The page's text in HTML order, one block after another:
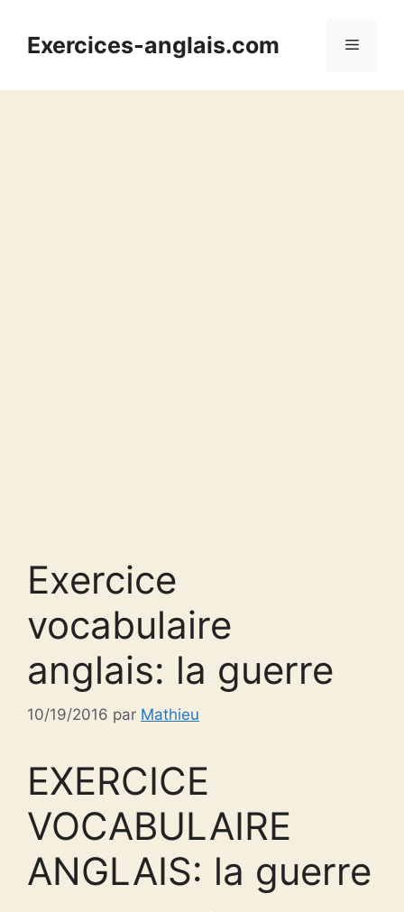
contenuExercices-anglais.com Menu
Exercice
vocabulaire
anglais: la guerre
10/19/2016 par Mathieu
EXERCICE
VOCABULAIRE
ANGLAIS: la guerre